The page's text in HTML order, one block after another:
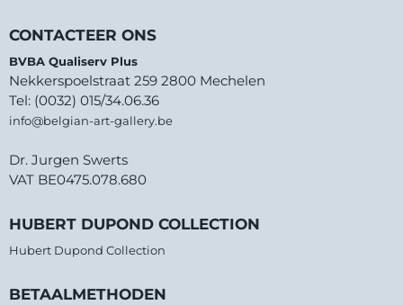
CONTACTEER ONS
BVBA Qualiserv Plus
Nekkerspoelstraat 259 2800 Mechelen
Tel: (0032) 015/34.06.36
info@belgian-art-gallery.be
Dr. Jurgen Swerts
VAT BE0475.078.680
HUBERT DUPOND COLLECTION
Hubert Dupond Collection
BETAALMETHODEN